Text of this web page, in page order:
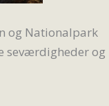
og Nationalpark
seværdigheder og